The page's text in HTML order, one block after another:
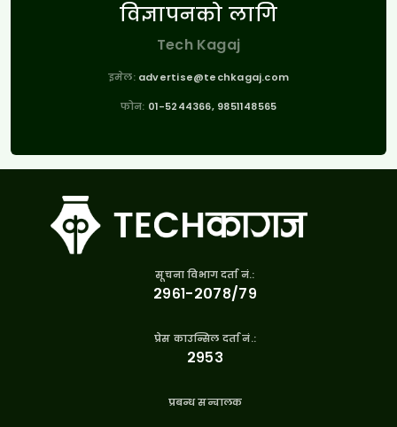
विज्ञापनको लागि
Tech Kagaj
इमेल: advertise@techkagaj.com
फोन: 01-5244366, 9851148565
सूचना विभाग दर्ता नं.:
२९६१-२०७८/७९
प्रेस काउन्सिल दर्ता नं.:
२९५३
प्रबन्ध सन्चालक